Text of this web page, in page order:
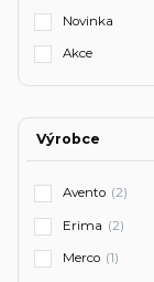
Novinka
Akce
Výrobce
Avento (2)
Erima (2)
Merco (1)